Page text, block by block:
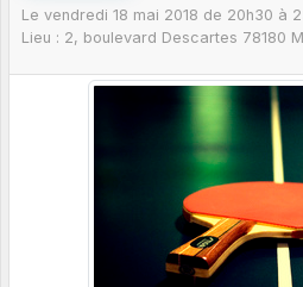
Le vendredi 18 mai 2018 de 20h30 à
Lieu : 2, boulevard Descartes 78180